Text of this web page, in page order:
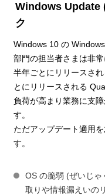
Windows Update
ク
Windows 10 の
部門の担当者さまは非
半年ごとにリリースさ
とにリリースされる
負荷が高まり業務に支
す。
ただアップデート適用
す。
OS の脆弱 (ぜいじゃ
取りや情報漏えいの